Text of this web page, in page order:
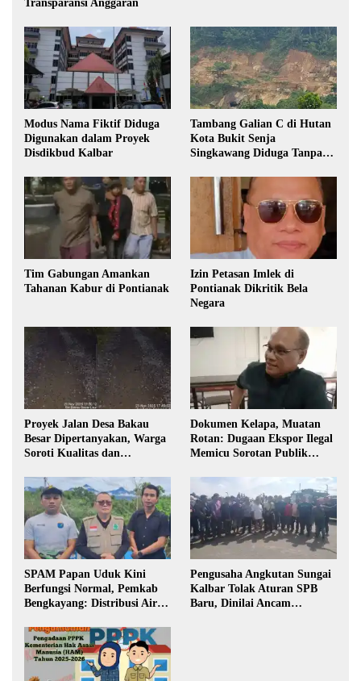
Transparansi Anggaran
Modus Nama Fiktif Diduga
Digunakan dalam Proyek
Disdikbud Kalbar
Tambang Galian C di Hutan
Kota Bukit Senja
Singkawang Diduga Tanpa
Tim Gabungan Amankan
Tahanan Kabur di Pontianak
Izin Petasan Imlek di
Pontianak Dikritik Bela
Negara
Proyek Jalan Desa Bakau
Besar Dipertanyakan, Warga
Soroti Kualitas dan
Pembangunan
Dokumen Kelapa, Muatan
Rotan: Dugaan Ekspor Ilegal
Memicu Sorotan Publik
SPAM Papan Uduk Kini
Berfungsi Normal, Pemkab
Bengkayang: Distribusi Air
Warga
Pengusaha Angkutan Sungai
Kalbar Tolak Aturan SPB
Baru, Dinilai Ancam